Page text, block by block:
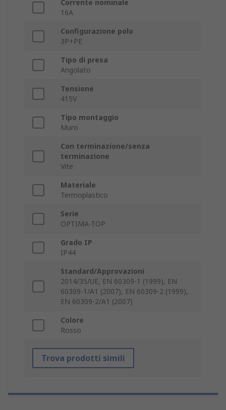
Corrente nominale
16A
Configurazione polo
3P+PE
Tipo di presa
Angolato
Tensione
415V
Tipo montaggio
Muro
Con terminazione/senza
terminazione
Vite
Materiale
Termoplastico
Serie
OPTIMA-TOP
Grado IP
IP44
Standard/Approvazioni
2014/35/UE, EN 60309-1 (1999), EN
60309-1/A1 (2007), EN 60309-2 (1999),
EN 60309-2/A1 (2007)
Colore
Rosso
Trova prodotti simili